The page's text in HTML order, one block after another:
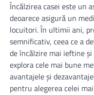
Încălzirea casei este un
deoarece asigură un
locuitori. În ultimii ani,
semnificativ, ceea ce a
de încălzire mai ieftine
explora cele mai bune
avantajele și
pentru alegerea celei